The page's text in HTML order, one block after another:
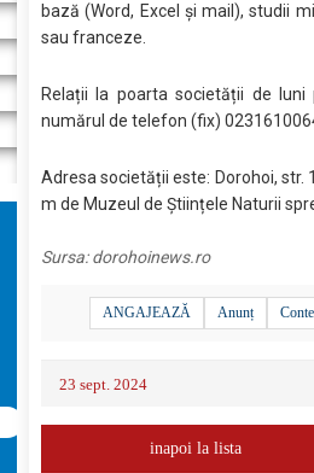
bază (Word, Excel și mail), studii
sau franceze.
Relații la poarta societății de
numărul de telefon (fix)
Adresa societății este: Dorohoi, str.
m de Muzeul de Științele Naturii
Sursa:dorohoinews.ro
ANGAJEAZĂ Anunț
23 sept. 2024
inapoi la lista